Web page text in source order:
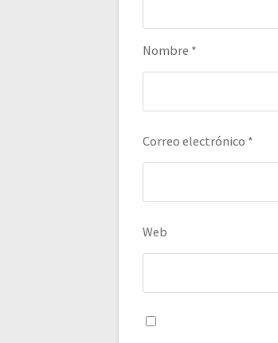
Nombre *
Correo electrónico *
Web